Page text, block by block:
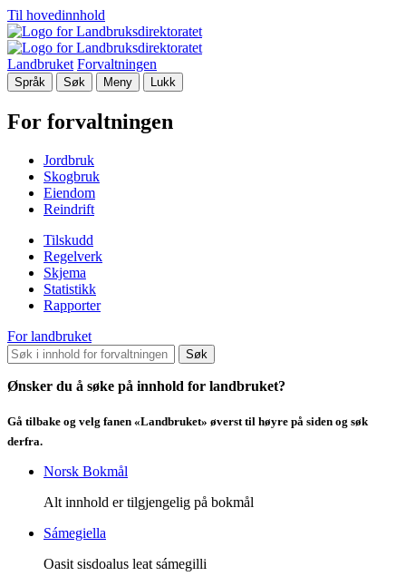
Til hovedinnhold
Landbruket Forvaltningen
Språk Søk Meny Lukk
For forvaltningen
Jordbruk
Skogbruk
Eiendom
Reindrift
Tilskudd
Regelverk
Skjema
Statistikk
Rapporter
For landbruket
Søk
Ønsker du å søke på innhold for landbruket?
Gå tilbake og velg fanen «Landbruket» øverst til høyre på siden og søk
derfra.
Norsk Bokmål
Alt innhold er tilgjengelig på bokmål
Sámegiella
Oasit sisdoalus leat sámegilli